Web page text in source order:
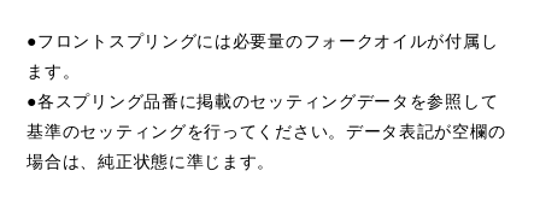
●フロントスプリングには必要量のフォークオイルが付属し
ます。
●各スプリング品番に掲載のセッティングデータを参照して
基準のセッティングを行ってください。データ表記が空欄の
場合は、純正状態に準じます。